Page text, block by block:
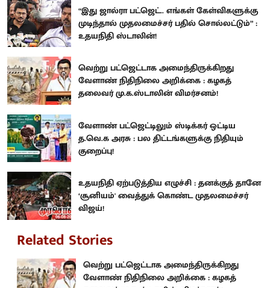
“இது ஜால்ரா பட்ஜெட்.. எங்கள் கேள்விகளுக்கு
முடிந்தால் முதலமைச்சர் பதில் சொல்லட்டும்” :
உதயநிதி ஸ்டாலின்!
வெற்று பட்ஜெட்டாக அமைந்திருக்கிறது
வேளாண் நிதிநிலை அறிக்கை : கழகத்
தலைவர் மு.க.ஸ்டாலின் விமர்சனம்!
வேளாண் பட்ஜெட்டிலும் ஸ்டிக்கர் ஒட்டிய
த.வெ.க அரசு : பல திட்டங்களுக்கு நிதியும்
குறைப்பு!
உதயநிதி ஏற்படுத்திய எழுச்சி : தனக்குத் தானே
‘சூனியம்' வைத்துக் கொண்ட முதலமைச்சர்
விஜய்!
Related Stories
வெற்று பட்ஜெட்டாக அமைந்திருக்கிறது
வேளாண் நிதிநிலை அறிக்கை : கழகத்